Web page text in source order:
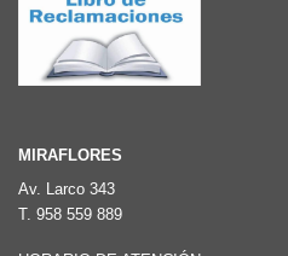
página
de
producto
MIRAFLORES
Av. Larco 343
T. 958 559 889